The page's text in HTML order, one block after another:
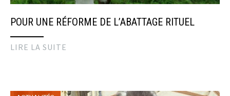
POUR UNE RÉFORME DE L’ABATTAGE RITUEL
LIRE LA SUITE